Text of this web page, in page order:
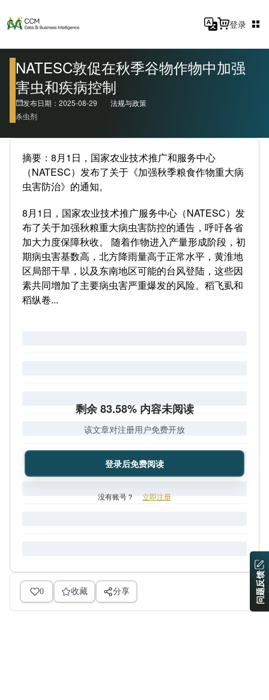
登录
NATESC敦促在秋季谷物作物中加强
害虫和疾病控制
发布日期：2025-08-29
法规与政策
杀虫剂
摘要：8月1日，国家农业技术推广和服务中心
（NATESC）发布了关于《加强秋季粮食作物重大病
虫害防治》的通知。
8月1日，国家农业技术推广服务中心（NATESC）发
布了关于加强秋粮重大病虫害防控的通告，呼吁各省
加大力度保障秋收。 随着作物进入产量形成阶段，初
期病虫害基数高，北方降雨量高于正常水平，黄淮地
区局部干旱，以及东南地区可能的台风登陆，这些因
素共同增加了主要病虫害严重爆发的风险。稻飞虱和
稻纵卷...
剩余 83.58% 内容未阅读
该文章对注册用户免费开放
登录后免费阅读
没有账号？ 立即注册
0 收藏 分享 问题反馈